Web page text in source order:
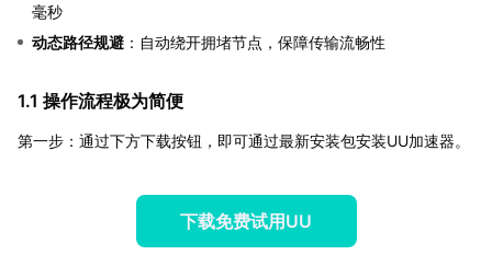
毫秒
动态路径规避 ：自动绕开拥堵节点，保障传输流畅性
1.1 操作流程极为简便
第一步：通过下方下载按钮，即可通过最新安装包安装UU加速器。
下载免费试用UU